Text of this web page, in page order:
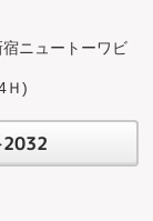
ニュートーワビ
Ｈ)